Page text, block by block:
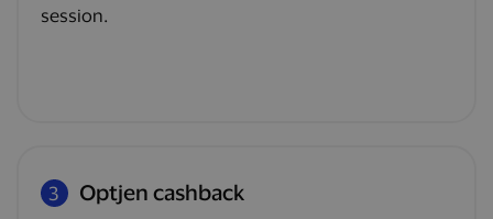
session.
3 Optjen cashback